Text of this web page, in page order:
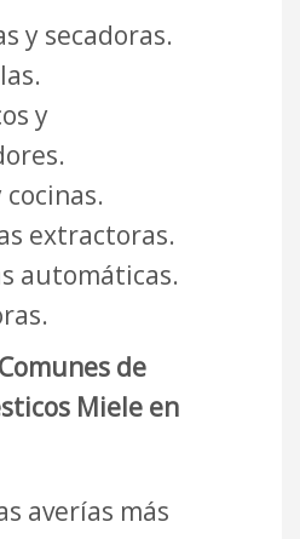
y secadoras.
y
cocinas.
extractoras.
automáticas.
de
Miele en
averías más